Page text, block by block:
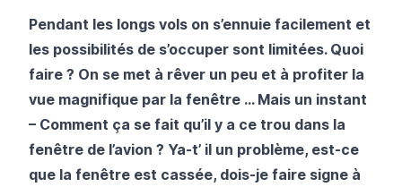
Pendant les longs vols on s’ennuie facilement et
les possibilités de s’occuper sont limitées. Quoi
faire ? On se met à rêver un peu et à profiter la
vue magnifique par la fenêtre … Mais un instant
– Comment ça se fait qu’il y a ce trou dans la
fenêtre de l’avion ? Ya-t’ il un problème, est-ce
que la fenêtre est cassée, dois-je faire signe à